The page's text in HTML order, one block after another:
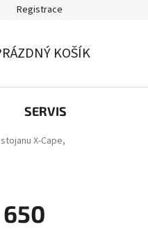
Registrace
KOŠÍK
SERVIS
X-Cape,